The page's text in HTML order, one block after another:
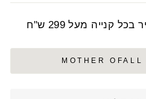
קנייה מעל 299 ש"ח